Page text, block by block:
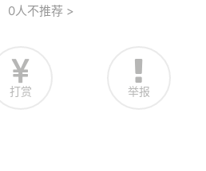
0人不推荐 >
打赏 举报